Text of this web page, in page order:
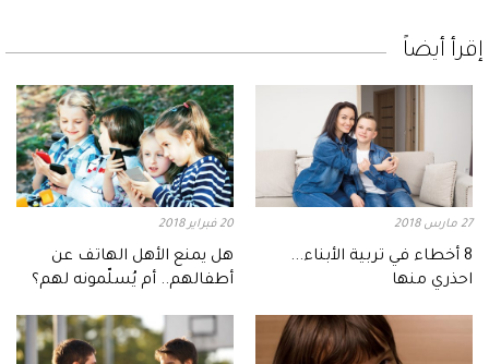
إقرأ أيضاً
27 مارس 2018
8 أخطاء في تربية الأبناء...
احذري منها
20 فبراير 2018
هل يمنع الأهل الهاتف عن
أطفالهم.. أم يُسلّمونه لهم؟